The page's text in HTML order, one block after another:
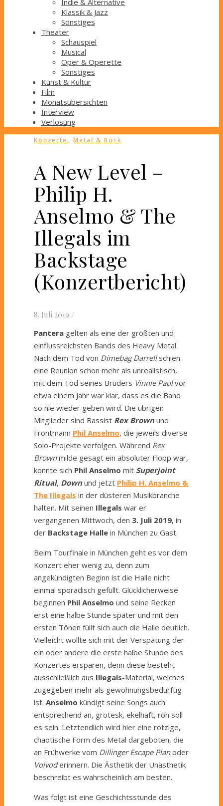
Indie & Alternative
Klassik & Jazz
Sonstiges
Theater
Schauspiel
Musical
Oper & Operette
Sonstiges
Kunst & Kultur
Film
Monatsübersichten
Interview
Verlosung
Konzerte , Metal & Rock
A New Level –
Philip H.
Anselmo & The
Illegals im
Backstage
(Konzertbericht)
8. Juli 2019 /
Pantera gelten als eine der größten und
einflussreichsten Bands des Heavy Metal.
Nach dem Tod von Dimebag Darrellschien
eine Reunion schon mehr als unrealistisch,
mit dem Tod seines Bruders Vinnie Paulvor
etwa einem Jahr war klar, dass es die Band
so nie wieder geben wird. Die übrigen
Mitglieder sind Bassist Rex Brownund
Frontmann Phil Anselmo, die jeweils diverse
Solo-Projekte verfolgen. Während Rex
Brownmilde gesagt ein absoluter Flopp war,
konnte sich Phil Anselmo mit Superjoint
Ritual, Downund jetzt Philip H. Anselmo &
The Illegals in der düsteren Musikbranche
halten. Mit seinen Illegals war er
vergangenen Mittwoch, den 3. Juli 2019, in
der Backstage Halle in München zu Gast.
Beim Tourfinale in München geht es vor dem
Konzert eher wenig zu, denn zum
angekündigten Beginn ist die Halle nicht
einmal sporadisch gefüllt. Glücklicherweise
beginnen Phil Anselmo und seine Recken
erst eine halbe Stunde später und mit den
ersten Tönen füllt sich auch die Halle deutlich.
Vielleicht wollte sich mit der Verspätung der
ein oder andere die erste halbe Stunde des
Konzertes ersparen, denn diese besteht
ausschließlich aus Illegals-Material, welches
zugegeben mehr als gewöhnungsbedürftig
ist. Anselmo kündigt seine Songs auch
entsprechend an, grotesk, ekelhaft, roh soll
es sein. Letztendlich wird hier eine rotzige,
chaotische Form des Metal dargeboten, die
an Frühwerke vom Dillinger Escape Planoder
Voivoderinnern. Die Ästhetik der Unästhetik
beschreibt es wahrscheinlich am besten.
Was folgt ist eine Geschichtsstunde des